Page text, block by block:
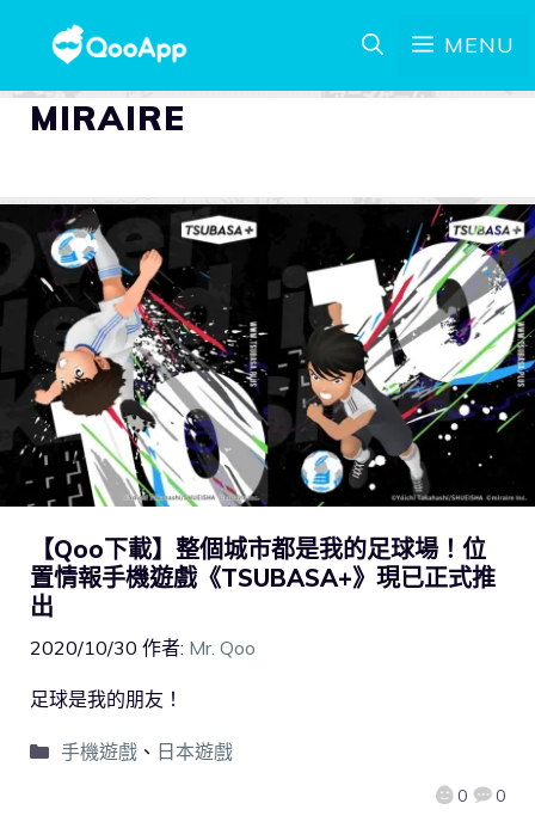
MENU
MIRAIRE
【Qoo下載】整個城市都是我的足球場！位
置情報手機遊戲《TSUBASA+》現已正式推
出
2020/10/30 作者: Mr. Qoo
0 0
足球是我的朋友！
手機遊戲、 日本遊戲